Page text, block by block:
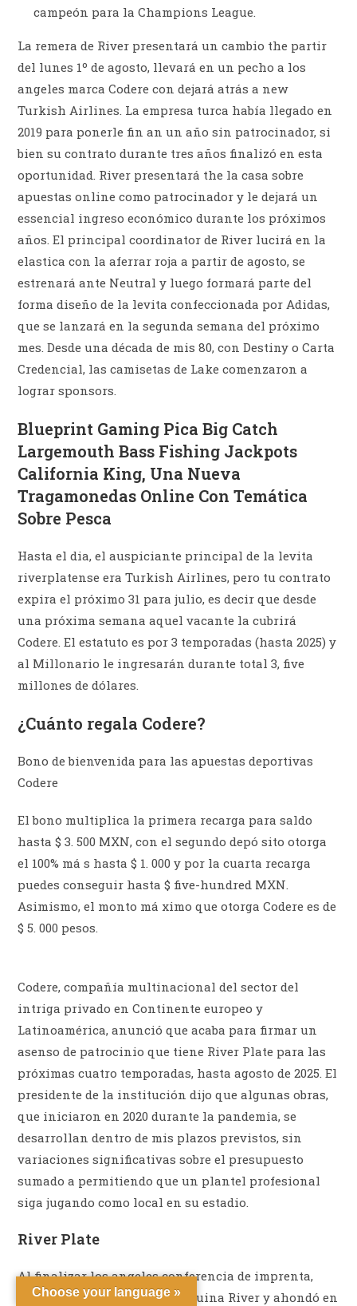
campeón para la Champions League.
La remera de River presentará un cambio the partir
del lunes 1º de agosto, llevará en un pecho a los
angeles marca Codere con dejará atrás a new
Turkish Airlines. La empresa turca había llegado en
2019 para ponerle fin an un año sin patrocinador, si
bien su contrato durante tres años finalizó en esta
oportunidad. River presentará the la casa sobre
apuestas online como patrocinador y le dejará un
essencial ingreso económico durante los próximos
años. El principal coordinator de River lucirá en la
elastica con la aferrar roja a partir de agosto, se
estrenará ante Neutral y luego formará parte del
forma diseño de la levita confeccionada por Adidas,
que se lanzará en la segunda semana del próximo
mes. Desde una década de mis 80, con Destiny o Carta
Credencial, las camisetas de Lake comenzaron a
lograr sponsors.
Blueprint Gaming Pica Big Catch
Largemouth Bass Fishing Jackpots
California King, Una Nueva
Tragamonedas Online Con Temática
Sobre Pesca
Hasta el dia, el auspiciante principal de la levita
riverplatense era Turkish Airlines, pero tu contrato
expira el próximo 31 para julio, es decir que desde
una próxima semana aquel vacante la cubrirá
Codere. El estatuto es por 3 temporadas (hasta 2025) y
al Millonario le ingresarán durante total 3, five
millones de dólares.
¿Cuánto regala Codere?
Bono de bienvenida para las apuestas deportivas
Codere
El bono multiplica la primera recarga para saldo
hasta $ 3. 500 MXN, con el segundo depó sito otorga
el 100% má s hasta $ 1. 000 y por la cuarta recarga
puedes conseguir hasta $ five-hundred MXN.
Asimismo, el monto má ximo que otorga Codere es de
$ 5. 000 pesos.
Codere, compañía multinacional del sector del
intriga privado en Continente europeo y
Latinoamérica, anunció que acaba para firmar un
asenso de patrocinio que tiene River Plate para las
próximas cuatro temporadas, hasta agosto de 2025. El
presidente de la institución dijo que algunas obras,
que iniciaron en 2020 durante la pandemia, se
desarrollan dentro de mis plazos previstos, sin
variaciones significativas sobre el presupuesto
sumado a permitiendo que un plantel profesional
siga jugando como local en su estadio.
River Plate
Al finalizar los angeles conferencia de imprenta,
este último habló con La Máquina River y ahondó en
Choose your language »